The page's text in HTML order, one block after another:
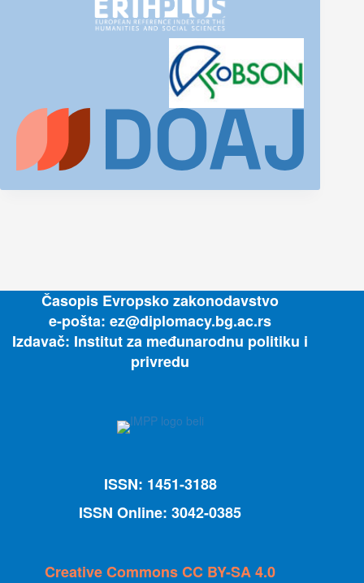
Časopis Evropsko zakonodavstvo
e-pošta: ez@diplomacy.bg.ac.rs
Izdavač: Institut za međunarodnu politiku i
privredu
ISSN: 1451-3188
ISSN Online: 3042-0385
Creative Commons CC BY-SA 4.0